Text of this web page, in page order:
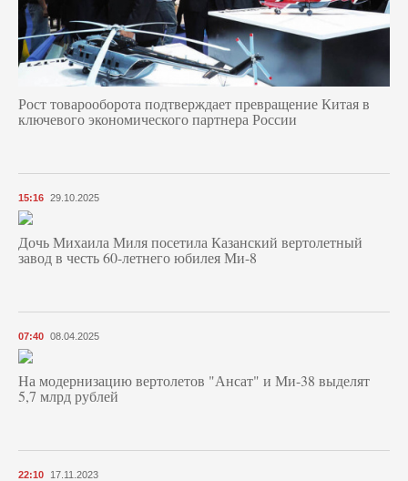
Рост товарооборота подтверждает превращение Китая в
ключевого экономического партнера России
15:16 29.10.2025
Дочь Михаила Миля посетила Казанский вертолетный
завод в честь 60-летнего юбилея Ми-8
07:40 08.04.2025
На модернизацию вертолетов "Ансат" и Ми-38 выделят
5,7 млрд рублей
22:10 17.11.2023